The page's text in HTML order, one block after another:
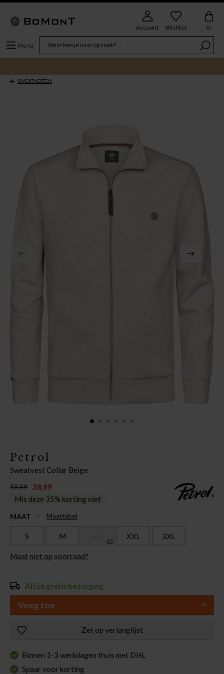
Menu
Account Wishlist 0,-
SWEATVESTEN
Petrol
Sweatvest Collar Beige
59,99
38,99
Mis deze 35% korting niet
MAAT Maattabel
S M XXL 3XL
Maat niet op voorraad?
Altijd gratis bezorging
Voeg toe
Zet op verlanglijst
Binnen 1-3 werkdagen thuis met DHL
Spaar voor korting